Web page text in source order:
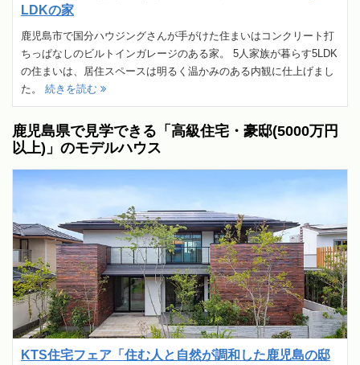
LDKの家
鹿児島市で国分ハウジングさんが手がけた住まいはコンクリート打
ちっぱなしのビルトインガレージのある家。 5人家族が暮らす5LDK
の住まいは、居住スペースは明るく温かみのある内観に仕上げまし
た。 続きを読む
鹿児島県で見学できる「高級住宅・豪邸(5000万円
以上)」のモデルハウス
KTS住宅フェア「住む人と自然が調和した鹿児島の邸